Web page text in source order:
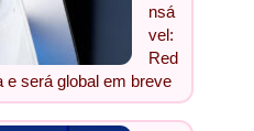
nsá
vel:
Red
e será global em breve